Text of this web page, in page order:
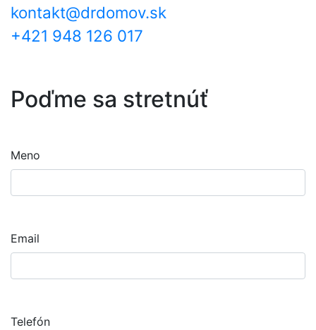
kontakt@drdomov.sk
+421 948 126 017
Poďme sa stretnúť
Meno
Email
Telefón